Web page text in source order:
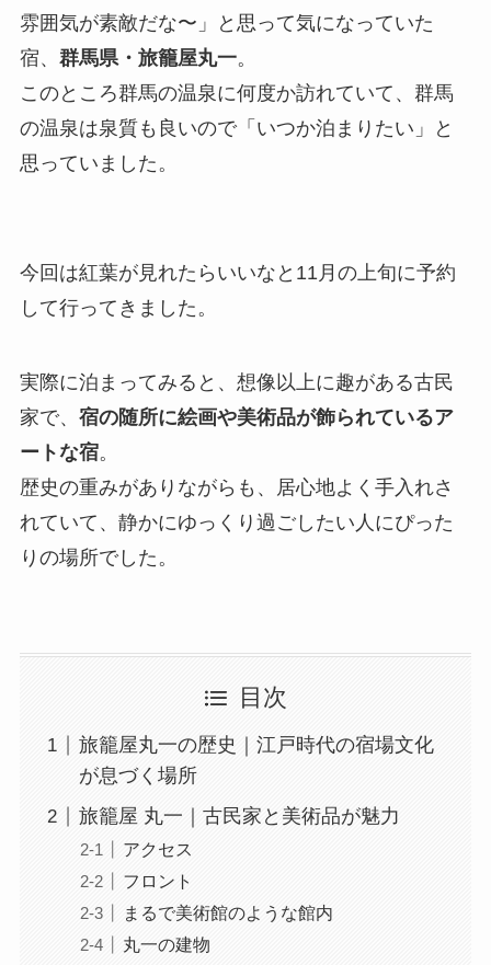
雰囲気が素敵だな〜」と思って気になっていた
宿、 群馬県・旅籠屋丸一。
このところ群馬の温泉に何度か訪れていて、群馬
の温泉は泉質も良いので「いつか泊まりたい」と
思っていました。
今回は紅葉が見れたらいいなと11月の上旬に予約
して行ってきました。
実際に泊まってみると、想像以上に趣がある古民
家で、 宿の随所に絵画や美術品が飾られているア
ートな宿。
歴史の重みがありながらも、居心地よく手入れさ
れていて、静かにゆっくり過ごしたい人にぴった
りの場所でした。
目次
旅籠屋丸一の歴史｜江戸時代の宿場文化
が息づく場所
旅籠屋 丸一｜古民家と美術品が魅力
アクセス
フロント
まるで美術館のような館内
丸一の建物